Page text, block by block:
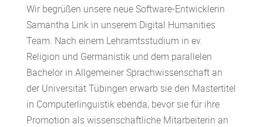
Wir begrüßen unsere neue Software-Entwicklerin
Samantha Link in unserem Digital Humanities
Team. Nach einem Lehramtsstudium in ev.
Religion und Germanistik und dem parallelen
Bachelor in Allgemeiner Sprachwissenschaft an
der Universität Tübingen erwarb sie den Mastertitel
in Computerlinguistik ebenda, bevor sie für ihre
Promotion als wissenschaftliche Mitarbeiterin an